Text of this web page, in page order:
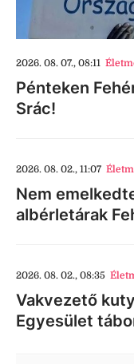
2026. 08. 07., 08:11
Pénteken
Srác!
2026. 08. 02., 11:07
Nem
albérletárak
2026. 08. 02., 08:35
Vakvezető
Egyesület